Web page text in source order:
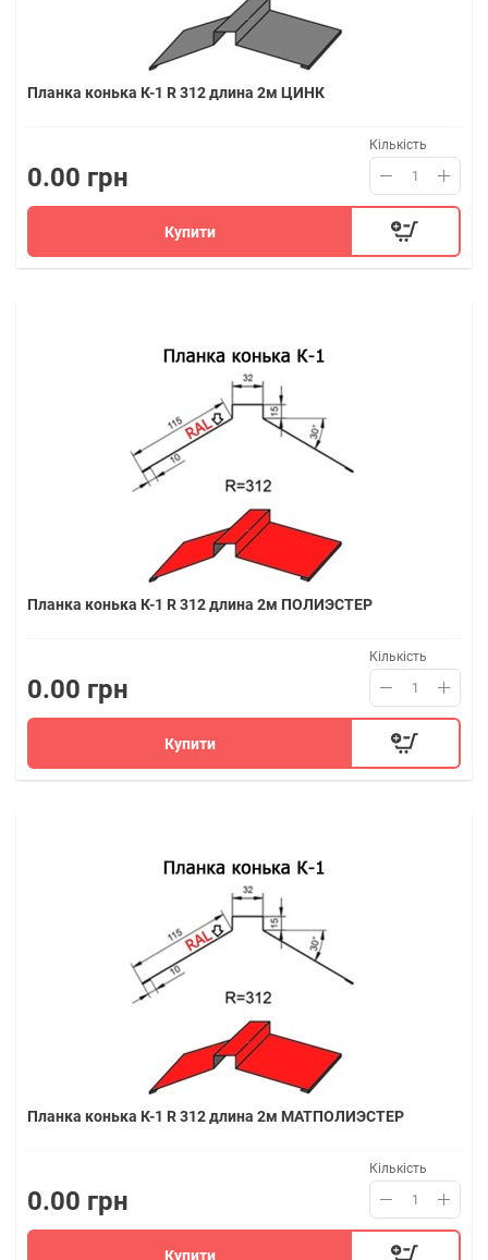
Планка конька К-1 R 312 длина 2м ЦИНК
0.00 грн
Кількість
Купити
Планка конька К-1 R 312 длина 2м ПОЛИЭСТЕР
0.00 грн
Кількість
Купити
Планка конька К-1 R 312 длина 2м МАТПОЛИЭСТЕР
0.00 грн
Кількість
Купити